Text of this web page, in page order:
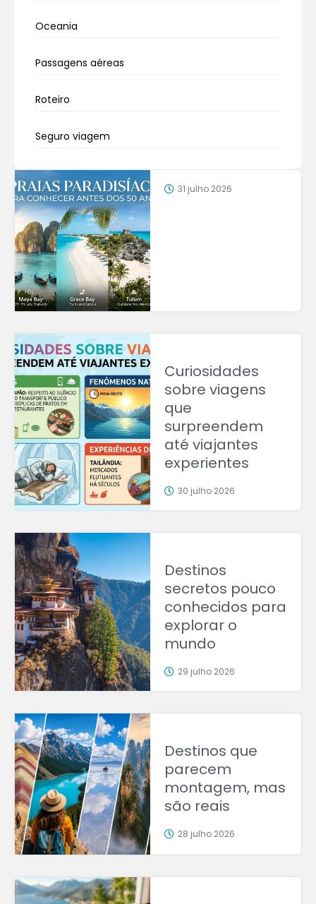
Oceania
Passagens aéreas
Roteiro
Seguro viagem
31 julho 2026
Curiosidades
sobre viagens
que
surpreendem
até viajantes
experientes
30 julho 2026
Destinos
secretos pouco
conhecidos para
explorar o
mundo
29 julho 2026
Destinos que
parecem
montagem, mas
são reais
28 julho 2026